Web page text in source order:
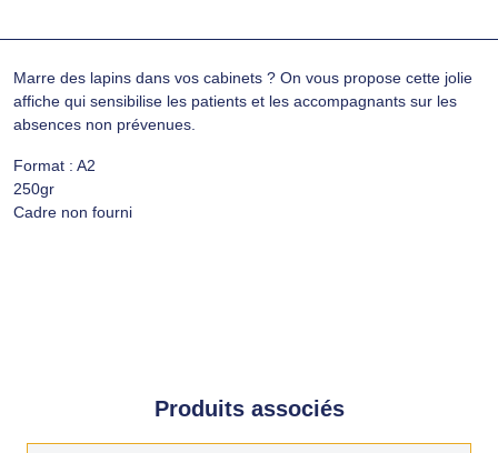
Marre des lapins dans vos cabinets ? On vous propose cette jolie
affiche qui sensibilise les patients et les accompagnants sur les
absences non prévenues.
Format : A2
250gr
Cadre non fourni
Produits associés